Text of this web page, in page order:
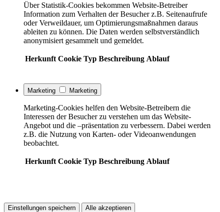
Über Statistik-Cookies bekommen Website-Betreiber
Information zum Verhalten der Besucher z.B. Seitenaufrufe
oder Verweildauer, um Optimierungsmaßnahmen daraus
ableiten zu können. Die Daten werden selbstverständlich
anonymisiert gesammelt und gemeldet.
Herkunft Cookie Typ Beschreibung Ablauf
Marketing Marketing
Marketing-Cookies helfen den Website-Betreibern die
Interessen der Besucher zu verstehen um das Website-
Angebot und die –präsentation zu verbessern. Dabei werden
z.B. die Nutzung von Karten- oder Videoanwendungen
beobachtet.
Herkunft Cookie Typ Beschreibung Ablauf
Einstellungen speichern Alle akzeptieren